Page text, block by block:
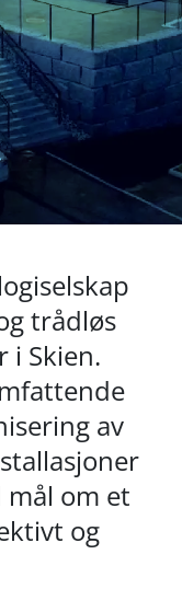
trådløs
i Skien.
av
om et
og